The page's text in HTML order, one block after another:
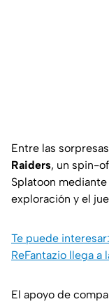
Entre las
Raiders, un spin-
Splatoon
exploración y el
Te puede
ReFantazio llega a
El apoyo de